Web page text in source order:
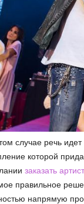
случае речь
которой
заказать
правильное
напрямую